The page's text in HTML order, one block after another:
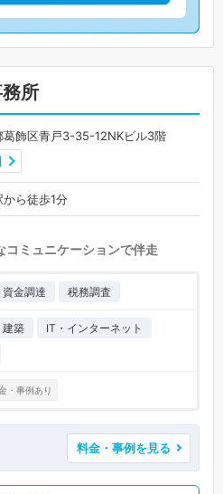
所
葛飾区青戸3-35-12NKビル3階
から徒歩1分
ミュニケーションで伴走
資金調達 税務調査
建築
IT・インターネット
・事例あり
料金・事例を見る